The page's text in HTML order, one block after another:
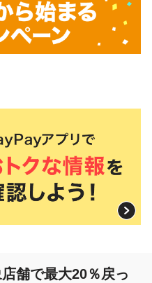
舗で最大20％戻っ